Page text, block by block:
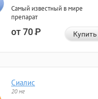
Самый известный в мире
препарат
от 70Р Купить
Сиалис
20 мг